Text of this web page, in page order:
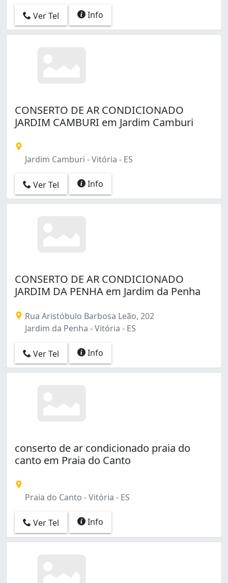
Ver Tel Info
CONSERTO DE AR CONDICIONADO
JARDIM CAMBURI em Jardim Camburi
Jardim Camburi - Vitória - ES
Ver Tel Info
CONSERTO DE AR CONDICIONADO
JARDIM DA PENHA em Jardim da Penha
Rua Aristóbulo Barbosa Leão, 202
Jardim da Penha - Vitória - ES
Ver Tel Info
conserto de ar condicionado praia do
canto em Praia do Canto
Praia do Canto - Vitória - ES
Ver Tel Info